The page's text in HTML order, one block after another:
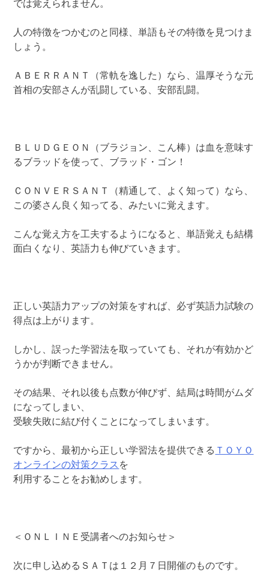
では覚えられません。
人の特徴をつかむのと同様、単語もその特徴を見つけま
しょう。
ＡＢＥＲＲＡＮＴ（常軌を逸した）なら、温厚そうな元
首相の安部さんが乱闘している、安部乱闘。
ＢＬＵＤＧＥＯＮ（ブラジョン、こん棒）は血を意味す
るブラッドを使って、ブラッド・ゴン！
ＣＯＮＶＥＲＳＡＮＴ（精通して、よく知って）なら、
この婆さん良く知ってる、みたいに覚えます。
こんな覚え方を工夫するようになると、単語覚えも結構
面白くなり、英語力も伸びていきます。
正しい英語力アップの対策をすれば、必ず英語力試験の
得点は上がります。
しかし、誤った学習法を取っていても、それが有効かど
うかが判断できません。
その結果、それ以後も点数が伸びず、結局は時間がムダ
になってしまい、
受験失敗に結び付くことになってしまいます。
ですから、最初から正しい学習法を提供できる ＴＯＹＯ
オンラインの対策クラス を
利用することをお勧めします。
＜ＯＮＬＩＮＥ受講者へのお知らせ＞
次に申し込めるＳＡＴは１２月７日開催のものです。